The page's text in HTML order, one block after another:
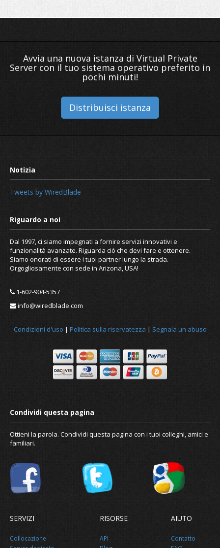
Avvia una nuova istanza di Virtual Private
Server con il tuo sistema operativo preferito in
pochi minuti!
Distribuisci istanza
Notizia
Tweets by WiredBlade
Riguardo a noi
Dal 1997, ci siamo impegnati a fornire servizi innovativi e
funzionalità avanzate. Riguarda ciò che devi fare e ottenere.
Siamo onorati di essere i tuoi partner lungo la strada.
Orgogliosamente con sede in Arizona, USA!
1-602-904-5357
info@wiredblade.com
Condizioni d'uso | Politica sulla riservatezza | Segnala un abuso
Ottieni la parola. Condividi questa pagina con i tuoi colleghi, amici e
familiari.
SERVIZI
Collocazione
RISORSE
API
AIUTO
Contatto